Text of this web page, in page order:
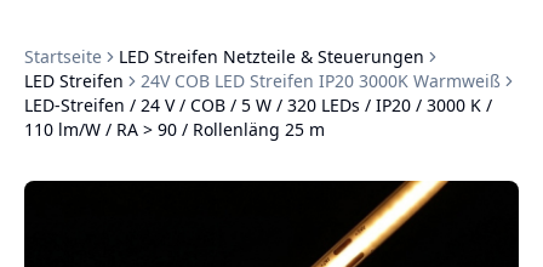
Startseite
LED Streifen Netzteile & Steuerungen
LED Streifen
24V COB LED Streifen IP20 3000K Warmweiß
LED-Streifen / 24 V / COB / 5 W / 320 LEDs / IP20 / 3000 K /
110 lm/W / RA > 90 / Rollenläng 25 m